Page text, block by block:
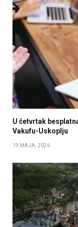
U četvrtak
Vakufu-Uskoplju
19 MAJA, 2026